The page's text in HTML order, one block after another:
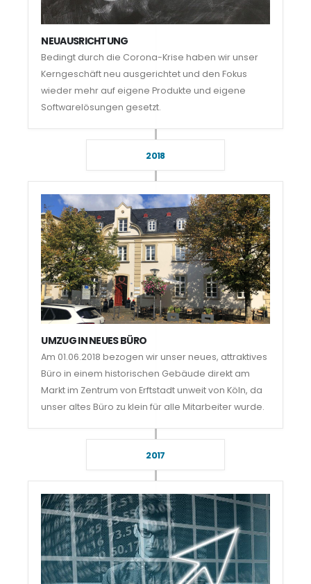
NEUAUSRICHTUNG
Bedingt durch die Corona-Krise haben wir unser
Kerngeschäft neu ausgerichtet und den Fokus
wieder mehr auf eigene Produkte und eigene
Softwarelösungen gesetzt.
2018
UMZUG IN NEUES BÜRO
Am 01.06.2018 bezogen wir unser neues, attraktives
Büro in einem historischen Gebäude direkt am
Markt im Zentrum von Erftstadt unweit von Köln, da
unser altes Büro zu klein für alle Mitarbeiter wurde.
2017